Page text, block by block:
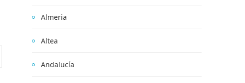
Almeria
Altea
Andalucía